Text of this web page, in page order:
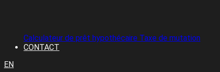
Calculateur de prêt hypothécaire Taxe de mutation
CONTACT
EN